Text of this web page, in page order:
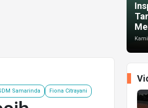
Samarinda Fiona Citrayani